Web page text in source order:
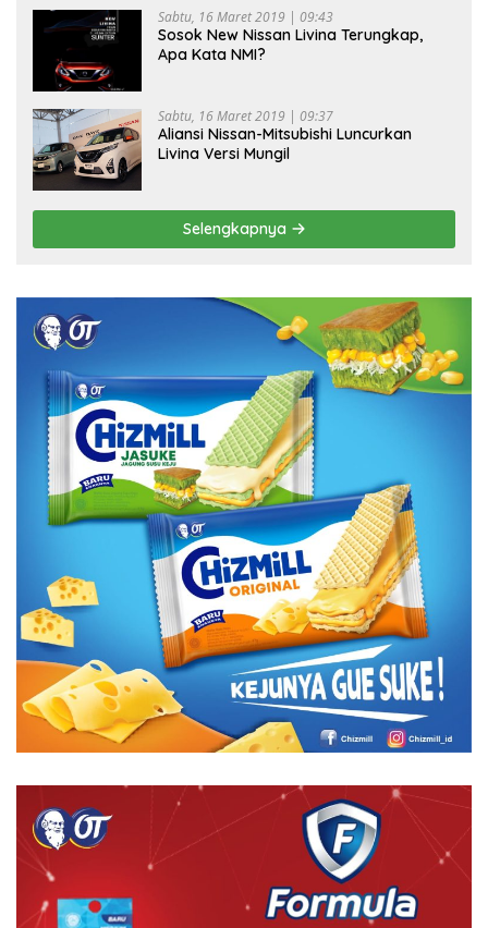
Sabtu, 16 Maret 2019 | 09:43
Sosok New Nissan Livina Terungkap,
Apa Kata NMI?
Sabtu, 16 Maret 2019 | 09:37
Aliansi Nissan-Mitsubishi Luncurkan
Livina Versi Mungil
Selengkapnya